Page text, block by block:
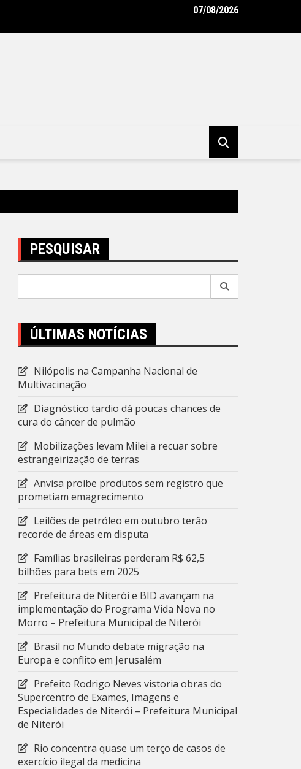
Prefeitura de Niterói e BID avançam na implementação do Programa
07/08/2026
PESQUISAR
ÚLTIMAS NOTÍCIAS
Nilópolis na Campanha Nacional de
Multivacinação
Diagnóstico tardio dá poucas chances de
cura do câncer de pulmão
Mobilizações levam Milei a recuar sobre
estrangeirização de terras
Anvisa proíbe produtos sem registro que
prometiam emagrecimento
Leilões de petróleo em outubro terão
recorde de áreas em disputa
Famílias brasileiras perderam R$ 62,5
bilhões para bets em 2025
Prefeitura de Niterói e BID avançam na
implementação do Programa Vida Nova no
Morro – Prefeitura Municipal de Niterói
Brasil no Mundo debate migração na
Europa e conflito em Jerusalém
Prefeito Rodrigo Neves vistoria obras do
Supercentro de Exames, Imagens e
Especialidades de Niterói – Prefeitura Municipal
de Niterói
Rio concentra quase um terço de casos de
exercício ilegal da medicina